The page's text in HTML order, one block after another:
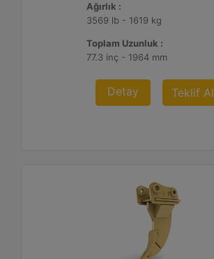
Ağırlık :
3569 lb - 1619 kg
Toplam Uzunluk :
77.3 inç - 1964 mm
Detay Teklif Al